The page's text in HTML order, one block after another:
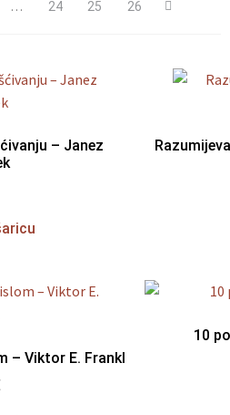
… 24 25 26
– Janez
– Viktor E. Frankl
10